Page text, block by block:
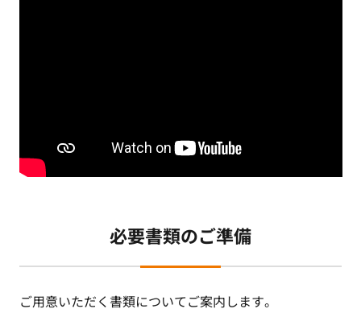
必要書類のご準備
ご用意いただく書類についてご案内します。